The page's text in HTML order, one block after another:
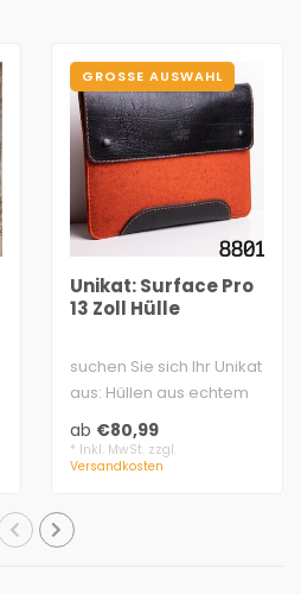
GROSSE AUSWAHL
Unikat: Surface Pro
13 Zoll Hülle
suchen Sie sich Ihr Unikat
aus: Hüllen aus echtem
Wollfilz & vegetabil
gegerbte..
ab €80,99
* Inkl. MwSt. zzgl.
Versandkosten